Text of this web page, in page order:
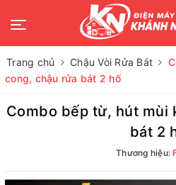
Trang chủ Chậu Vòi Rửa Bát
cong, chậu rửa bát 2 hố
Combo bếp từ, hút mùi
bát 2
Thương hiệu: